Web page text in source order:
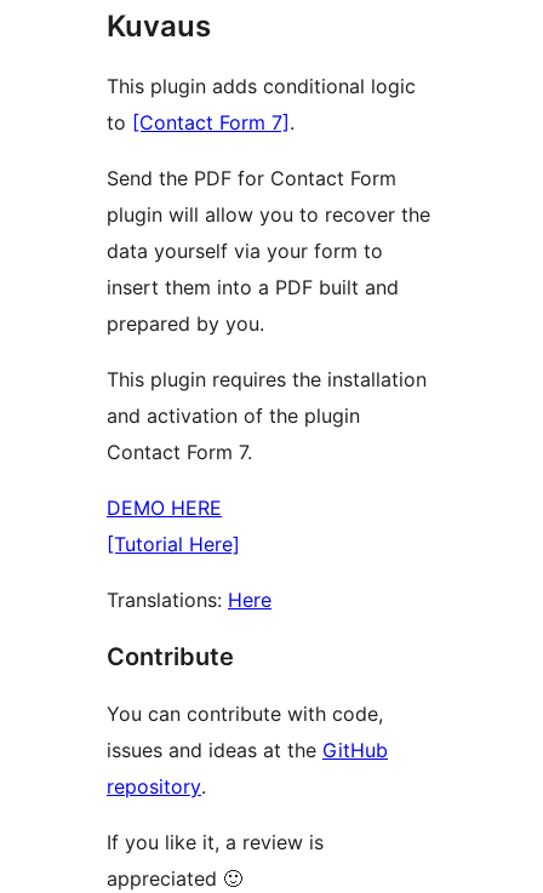
Kuvaus
This plugin adds conditional logic
to [Contact Form 7] .
Send the PDF for Contact Form
plugin will allow you to recover the
data yourself via your form to
insert them into a PDF built and
prepared by you.
This plugin requires the installation
and activation of the plugin
Contact Form 7.
DEMO HERE
[Tutorial Here]
Translations: Here
Contribute
You can contribute with code,
issues and ideas at the GitHub
repository.
If you like it, a review is
appreciated 🙂